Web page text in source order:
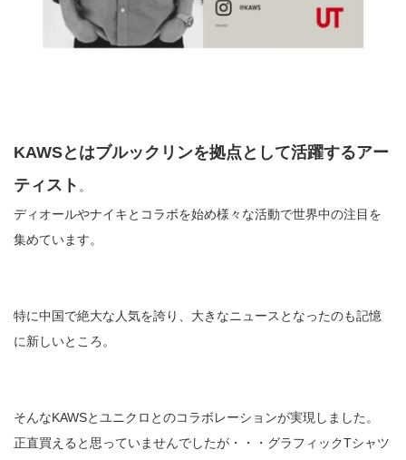
KAWSとはブルックリンを拠点として活躍するアー
ティスト 。
ディオールやナイキとコラボを始め様々な活動で世界中の注目を
集めています。
特に中国で絶大な人気を誇り、大きなニュースとなったのも記憶
に新しいところ。
そんなKAWSとユニクロとのコラボレーションが実現しました。
正直買えると思っていませんでしたが・・・グラフィックTシャツ